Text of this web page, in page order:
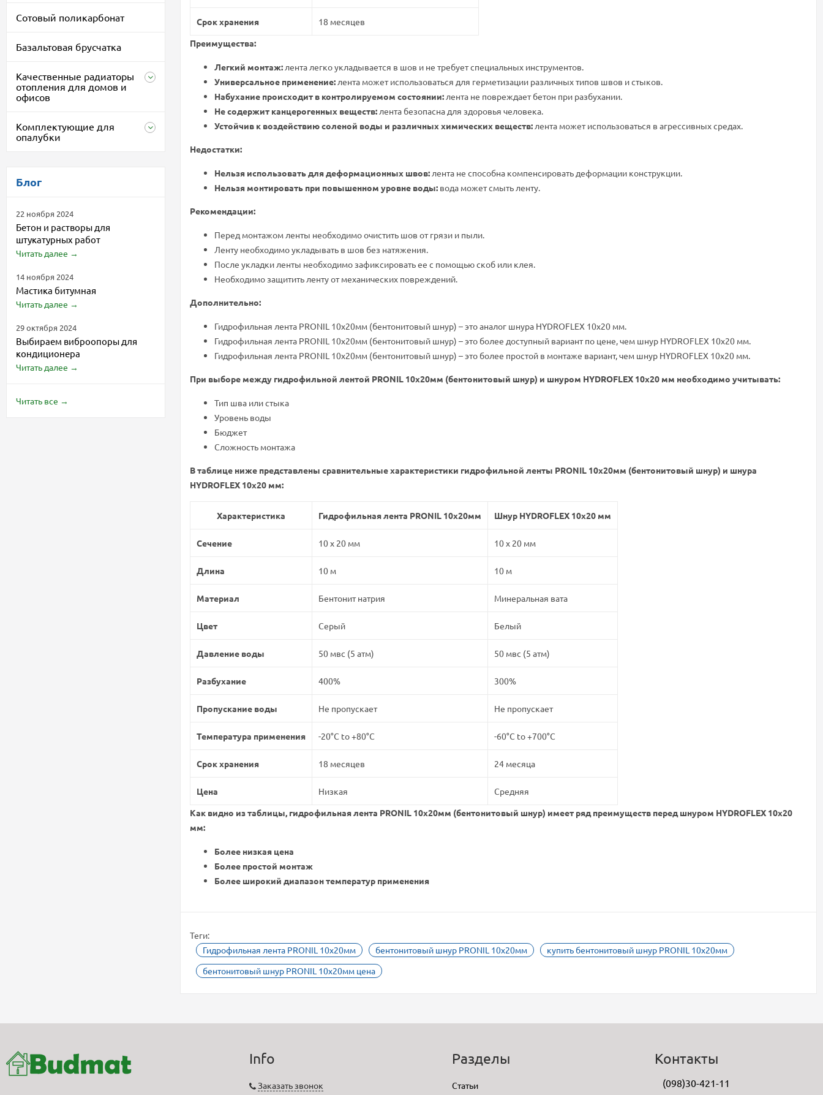
Сотовый поликарбонат
Базальтовая брусчатка
Качественные радиаторы
отопления для домов и
офисов
Комплектующие для
опалубки
Блог
22 ноября 2024
Бетон и растворы для
штукатурных работ
Читать далее →
14 ноября 2024
Мастика битумная
Читать далее →
29 октября 2024
Выбираем виброопоры для
кондиционера
Читать далее →
Читать все →
Срок хранения
18 месяцев
Преимущества:
Легкий монтаж: лента легко укладывается в шов и не требует специальных инструментов.
Универсальное применение: лента может использоваться для герметизации различных типов швов и стыков.
Набухание происходит в контролируемом состоянии: лента не повреждает бетон при разбухании.
Не содержит канцерогенных веществ: лента безопасна для здоровья человека.
Устойчив к воздействию соленой воды и различных химических веществ: лента может использоваться в агрессивных средах.
Недостатки:
Нельзя использовать для деформационных швов: лента не способна компенсировать деформации конструкции.
Нельзя монтировать при повышенном уровне воды: вода может смыть ленту.
Рекомендации:
Перед монтажом ленты необходимо очистить шов от грязи и пыли.
Ленту необходимо укладывать в шов без натяжения.
После укладки ленты необходимо зафиксировать ее с помощью скоб или клея.
Необходимо защитить ленту от механических повреждений.
Дополнительно:
Гидрофильная лента PRONIL 10х20мм (бентонитовый шнур) – это аналог шнура HYDROFLEX 10x20 мм.
Гидрофильная лента PRONIL 10х20мм (бентонитовый шнур) – это более доступный вариант по цене, чем шнур HYDROFLEX 10x20 мм.
Гидрофильная лента PRONIL 10х20мм (бентонитовый шнур) – это более простой в монтаже вариант, чем шнур HYDROFLEX 10x20 мм.
При выборе между гидрофильной лентой PRONIL 10х20мм (бентонитовый шнур) и шнуром HYDROFLEX 10x20 мм необходимо учитывать:
Тип шва или стыка
Уровень воды
Бюджет
Сложность монтажа
В таблице ниже представлены сравнительные характеристики гидрофильной ленты PRONIL 10х20мм (бентонитовый шнур) и шнура
HYDROFLEX 10x20 мм:
Характеристика Гидрофильная лента PRONIL 10х20мм Шнур HYDROFLEX 10x20 мм
Сечение 10 x 20 мм 10 x 20 мм
Длина 10 м 10 м
Материал Бентонит натрия Минеральная вата
Цвет Серый Белый
Давление воды 50 мвс (5 атм) 50 мвс (5 атм)
Разбухание 400% 300%
Пропускание воды Не пропускает Не пропускает
Температура применения -20°C to +80°C -60°C to +700°C
Срок хранения 18 месяцев 24 месяца
Цена Низкая
Средняя
Как видно из таблицы, гидрофильная лента PRONIL 10х20мм (бентонитовый шнур) имеет ряд преимуществ перед шнуром HYDROFLEX 10x20
мм:
Более низкая цена
Более простой монтаж
Более широкий диапазон температур применения
Теги:
Гидрофильная лента PRONIL 10х20мм
бентонитовый шнур PRONIL 10х20мм
купить бентонитовый шнур PRONIL 10x20мм
бентонитовый шнур PRONIL 10x20мм цена
Info
Заказать звонок
Разделы
Статьи
Контакты
(098)30-421-11